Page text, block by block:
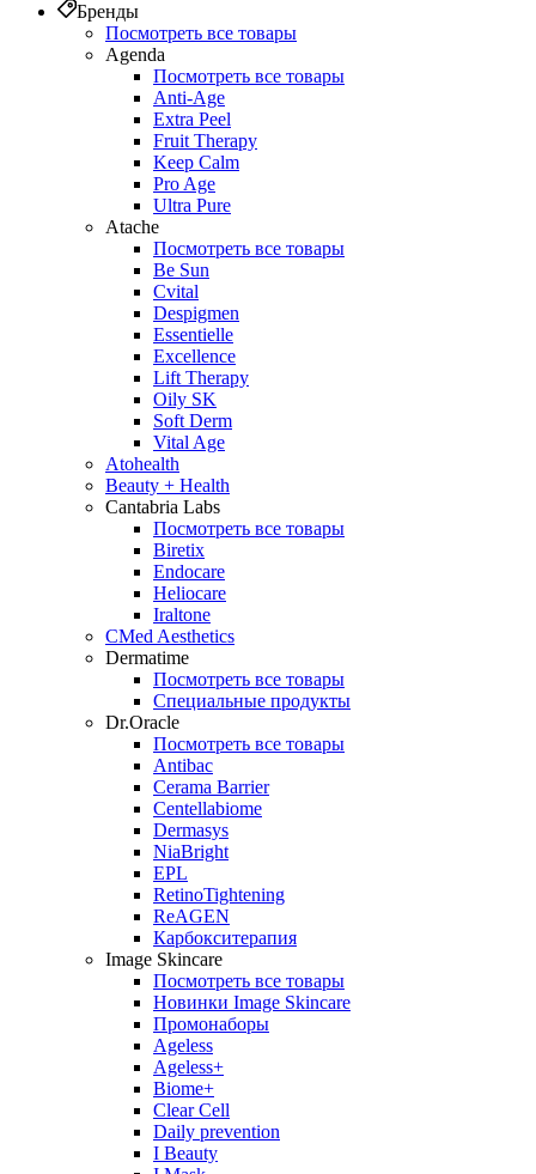
Бренды
Посмотреть все товары
Agenda
Посмотреть все товары
Anti‑Age
Extra Peel
Fruit Therapy
Keep Calm
Pro Age
Ultra Pure
Atache
Посмотреть все товары
Be Sun
Cvital
Despigmen
Essentielle
Excellence
Lift Therapy
Oily SK
Soft Derm
Vital Age
Atohealth
Beauty + Health
Cantabria Labs
Посмотреть все товары
Biretix
Endocare
Heliocare
Iraltone
CMed Aesthetics
Dermatime
Посмотреть все товары
Специальные продукты
Dr.Oracle
Посмотреть все товары
Antibac
Cerama Barrier
Centellabiome
Dermasys
NiaBright
EPL
RetinoTightening
ReAGEN
Карбокситерапия
Image Skincare
Посмотреть все товары
Новинки Image Skincare
Промонаборы
Ageless
Ageless+
Biome+
Clear Cell
Daily prevention
I Beauty